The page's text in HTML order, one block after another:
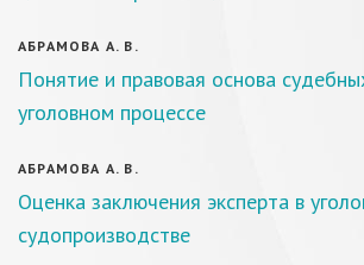
АБРАМОВА А. В.
Понятие и правовая основа
уголовном процессе
АБРАМОВА А. В.
Оценка заключения эксперта в
судопроизводстве